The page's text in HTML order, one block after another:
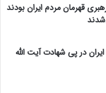
قهرمان مردم ایران بودند
در پی شهادت آیت الله